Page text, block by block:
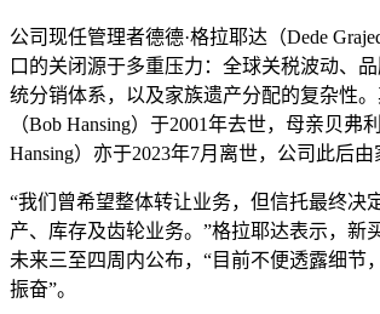
公司现任管理者德德·格拉耶达（Dede
口的关闭源于多重压力：全球关税波动、
统分销体系，以及家族遗产分配的复杂性
（Bob Hansing）于2001年去世，母亲贝弗
Hansing）亦于2023年7月离世，公司此后由
“我们曾希望整体转让业务，但信托最终决
产、库存及齿轮业务。”格拉耶达表示，新
未来三至四周内公布，“目前不便透露细节
振奋”。